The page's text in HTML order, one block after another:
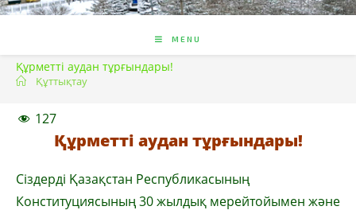
MENU
Құрметті аудан тұрғындары!
Құттықтау
127
Құрметті аудан тұрғындары!
Сіздерді Қазақстан Республикасының
Конституциясының 30 жылдық мерейтойымен және